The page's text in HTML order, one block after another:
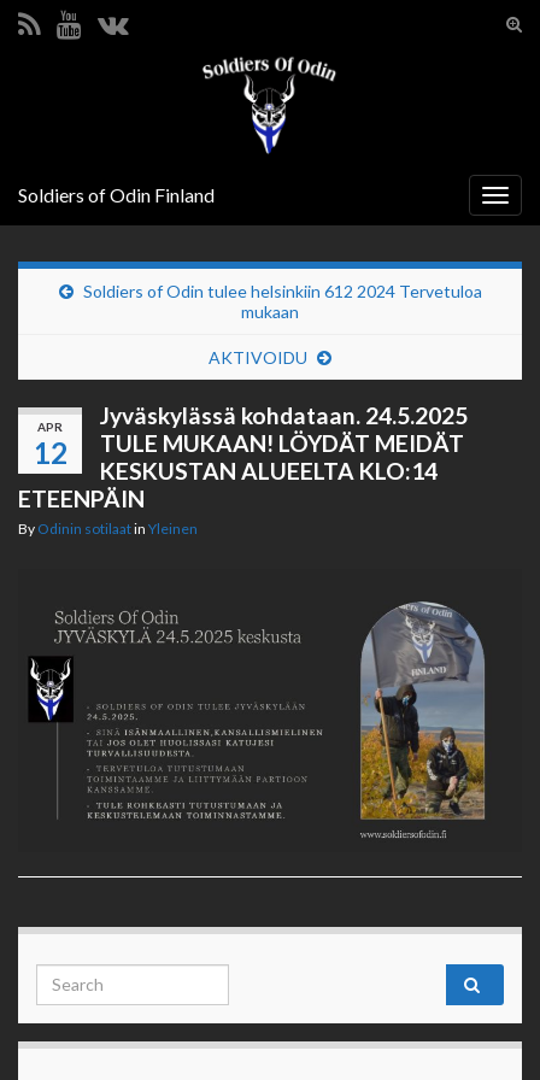
Search for:
Soldiers of Odin Finland
Soldiers of Odin tulee helsinkiin 612 2024 Tervetuloa
mukaan
AKTIVOIDU
APR
12
Jyväskylässä kohdataan. 24.5.2025
TULE MUKAAN! LÖYDÄT MEIDÄT
KESKUSTAN ALUEELTA KLO:14
ETEENPÄIN
By Odinin sotilaatin Yleinen
Search for: